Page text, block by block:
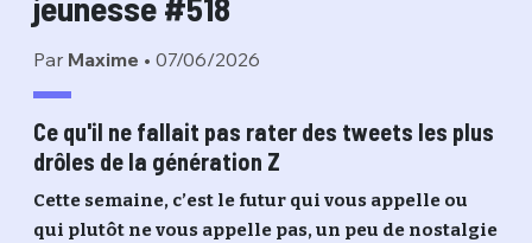
Par Maxime • 07/06/2026
Ce qu'il ne fallait pas rater des tweets les plus
drôles de la génération Z
Cette semaine, c’est le futur qui vous appelle ou
qui plutôt ne vous appelle pas, un peu de nostalgie
EMAIL*
PASSWORD*
Connexion
PSEUDO
MOT DE PASSE
C'EST PARTI
Ma propre sélection
M'INSCRIRE